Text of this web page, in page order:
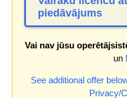
piedāvājums
Vai nav jūsu
un
See additional offer
Privacy/